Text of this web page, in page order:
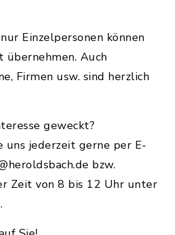
Einzelpersonen können
übernehmen. Auch
Firmen usw. sind herzlich
geweckt?
uns jederzeit gerne per E-
bzw.
Zeit von 8 bis 12 Uhr unter